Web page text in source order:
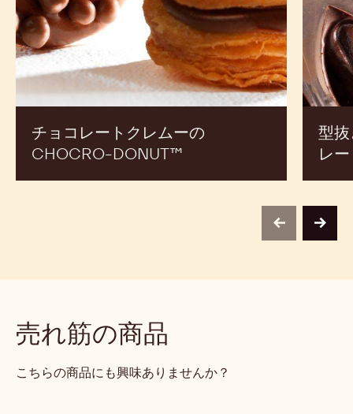
チョコレートクレムーの
CHOCRO-DONUT™
ー
の
CHOCRO-
DONUT™
型
レ
ク
チ
ョ
コ
ガ
ナ
ッ
シ
previousnext
売れ筋の商品
こちらの商品にも興味ありませんか？